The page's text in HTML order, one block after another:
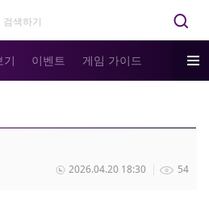
기 이벤트 게임 가이드
54
2026.04.20 18:30